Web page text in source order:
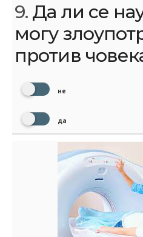
9. Да ли се
могу
против
не
да